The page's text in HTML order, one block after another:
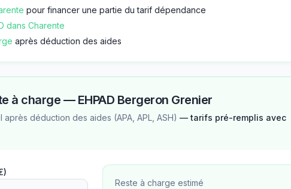
pour financer une partie du tarif dépendance
dans Charente
après déduction des aides
à charge — EHPAD Bergeron Grenier
déduction des aides (APA, APL, ASH) — tarifs pré-remplis avec
Reste à charge estimé